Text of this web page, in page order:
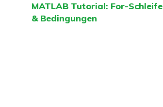
MATLAB Tutorial: For-Schleife
& Bedingungen